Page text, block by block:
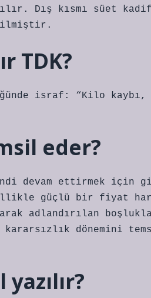
Dış kısmı süet
TDK?
israf: “Kilo kaybı,
eder?
devam ettirmek için
güçlü bir fiyat
adlandırılan
dönemini
yazılır?